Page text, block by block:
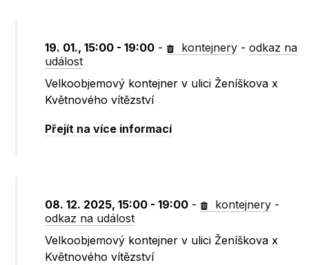
19. 01., 15:00 - 19:00 - kontejnery -odkaz na
událost
Velkoobjemový kontejner v ulici Ženíškova x
Květnového vítězství
Přejít na více informací
08. 12. 2025, 15:00 - 19:00 - kontejnery -
odkaz na událost
Velkoobjemový kontejner v ulici Ženíškova x
Květnového vítězství